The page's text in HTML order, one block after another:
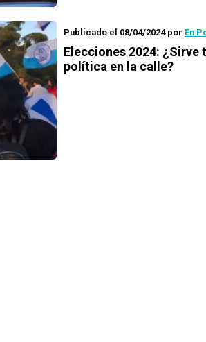
Publicado el 08/04/2024por En
Elecciones 2024:
política en la calle?